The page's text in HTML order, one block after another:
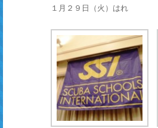
１月２９日（火）はれ